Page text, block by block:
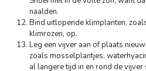
naalden.
Bind uitlopende klimplanten,
klimrozen, op.
Leg een vijver aan of plaats
zoals mosselplantjes,
al langere tijd in en rond de